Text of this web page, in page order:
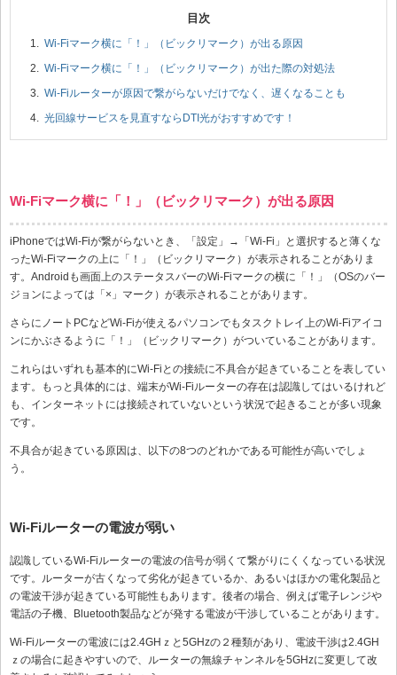
Wi-Fiマーク横に「！」（ビックリマーク）が出る原因
Wi-Fiマーク横に「！」（ビックリマーク）が出た際の対処法
Wi-Fiルーターが原因で繋がらないだけでなく、遅くなることも
光回線サービスを見直すならDTI光がおすすめです！
Wi-Fiマーク横に「！」（ビックリマーク）が出る原因
iPhoneではWi-Fiが繋がらないとき、「設定」→「Wi-Fi」と選択すると薄くな
ったWi-Fiマークの上に「！」（ビックリマーク）が表示されることがありま
す。Androidも画面上のステータスバーのWi-Fiマークの横に「！」（OSのバー
ジョンによっては「×」マーク）が表示されることがあります。
さらにノートPCなどWi-Fiが使えるパソコンでもタスクトレイ上のWi-Fiアイコ
ンにかぶさるように「！」（ビックリマーク）がついていることがあります。
これらはいずれも基本的にWi-Fiとの接続に不具合が起きていることを表してい
ます。もっと具体的には、端末がWi-Fiルーターの存在は認識してはいるけれど
も、インターネットには接続されていないという状況で起きることが多い現象
です。
不具合が起きている原因は、以下の8つのどれかである可能性が高いでしょ
う。
Wi-Fiルーターの電波が弱い
認識しているWi-Fiルーターの電波の信号が弱くて繋がりにくくなっている状況
です。ルーターが古くなって劣化が起きているか、あるいはほかの電化製品と
の電波干渉が起きている可能性もあります。後者の場合、例えば電子レンジや
電話の子機、Bluetooth製品などが発する電波が干渉していることがあります。
Wi-Fiルーターの電波には2.4GHｚと5GHzの２種類があり、電波干渉は2.4GH
ｚの場合に起きやすいので、ルーターの無線チャンネルを5GHzに変更して改